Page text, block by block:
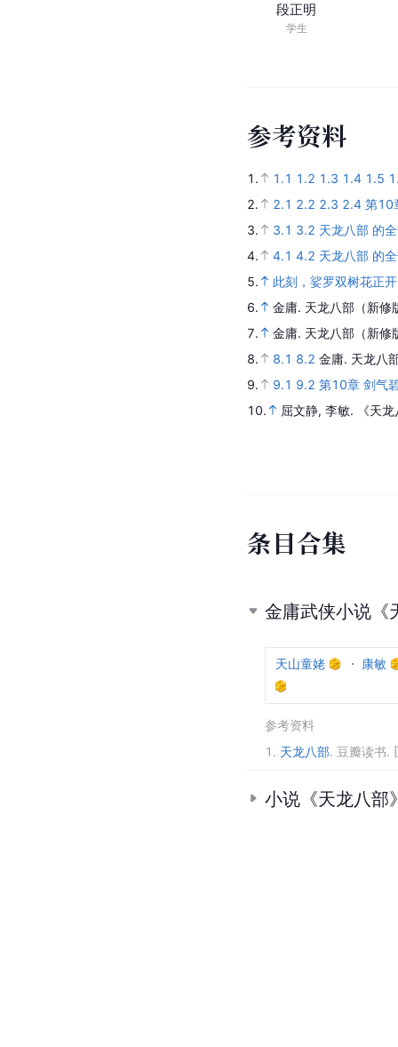
段正明
学生
参考资料
1. 1.1 1.2 1.3 1.4 1.5
2.
2.1 2.2 2.3 2.4 第10
3.
3.1 3.2 天龙八部 的
4.
4.1 4.2 天龙八部 的
5.
此刻，娑罗双树花正开
6.
金庸. 天龙八部（新修
7.
金庸. 天龙八部（新修
8.
8.1 8.2 金庸. 天龙八
9.
9.1 9.2 第10章 剑气
10.
屈文静, 李敏. 《天
条目合集
金庸武侠小说《
天山童姥 康敏
参考资料
1. 天龙八部. 豆瓣读书.
小说《天龙八部